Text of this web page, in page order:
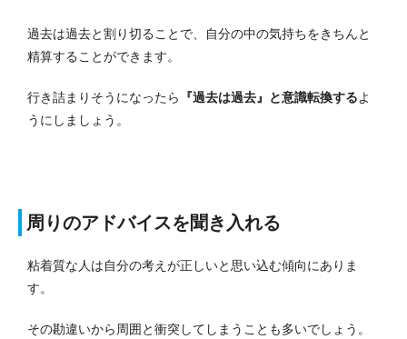
過去は過去と割り切ることで、自分の中の気持ちをきちんと
精算することができます。
行き詰まりそうになったら 『過去は過去』と意識転換するよ
うにしましょう。
周りのアドバイスを聞き入れる
粘着質な人は自分の考えが正しいと思い込む傾向にありま
す。
その勘違いから周囲と衝突してしまうことも多いでしょう。